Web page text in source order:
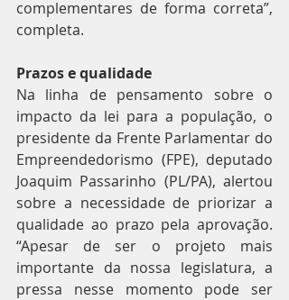
complementares de forma correta”,
completa.
Prazos e qualidade
Na linha de pensamento sobre o
impacto da lei para a população, o
presidente da Frente Parlamentar do
Empreendedorismo (FPE), deputado
Joaquim Passarinho (PL/PA), alertou
sobre a necessidade de priorizar a
qualidade ao prazo pela aprovação.
“Apesar de ser o projeto mais
importante da nossa legislatura, a
pressa nesse momento pode ser